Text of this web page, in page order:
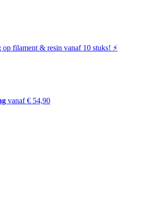
op filament & resin vanaf 10 stuks! ⚡️
vanaf € 54,90